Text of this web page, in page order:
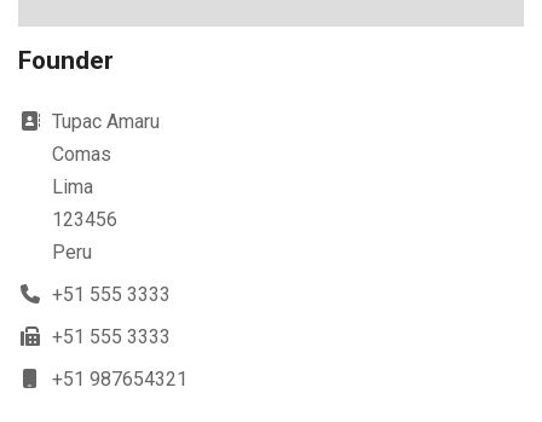
Founder
Address
Tupac Amaru
Comas
Lima
123456
Peru
Phone
+51 555 3333
Fax
+51 555 3333
Mobile
+51 987654321